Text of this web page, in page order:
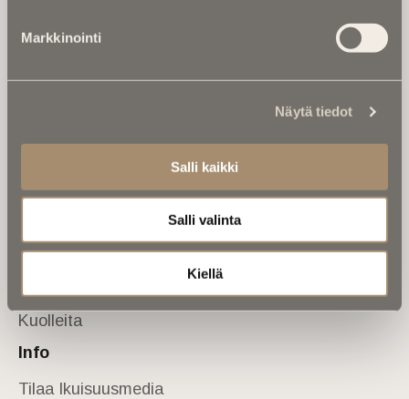
Markkinointi
Näytä tiedot
Salli kaikki
Salli valinta
Kiellä
Anna palautetta
Muistokirjoituksia
Kuolema koskettaa
Asiantuntijoilta
Kuolleita
Info
Tilaa Ikuisuusmedia